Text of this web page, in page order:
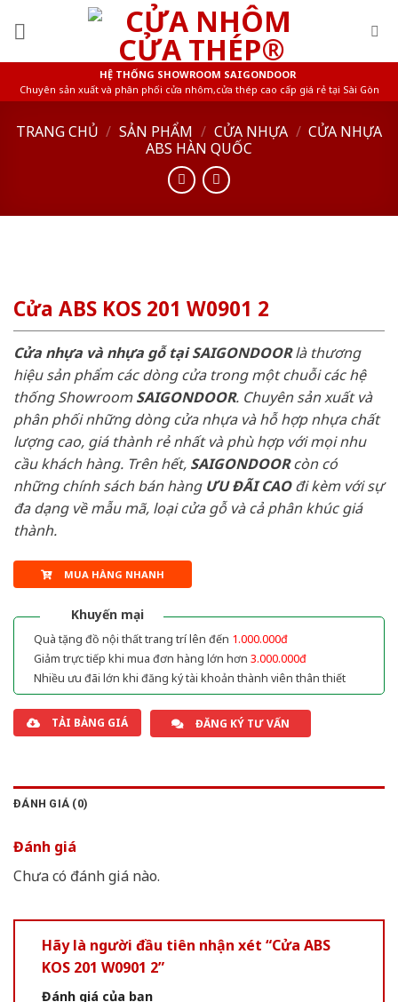
HỆ THỐNG SHOWROOM SAIGONDOOR
Chuyên sản xuất và phân phối cửa nhôm,cửa thép cao cấp giá rẻ tại Sài Gòn
TRANG CHỦ / SẢN PHẨM / CỬA NHỰA / CỬA NHỰA
ABS HÀN QUỐC
Cửa ABS KOS 201 W0901 2
Cửa nhựa và nhựa gỗ tại SAIGONDOORlà thương
hiệu sản phẩm các dòng cửa trong một chuỗi các hệ
thống ShowroomSAIGONDOOR. Chuyên sản xuất và
phân phối những dòng cửa nhựa và hỗ hợp nhựa chất
lượng cao, giá thành rẻ nhất và phù hợp với mọi nhu
cầu khách hàng. Trên hết, SAIGONDOORcòn có
những chính sách bán hàng ƯU ĐÃI CAOđi kèm với sự
đa dạng về mẫu mã, loại cửa gỗ và cả phân khúc giá
thành.
MUA HÀNG NHANH
Khuyến mại
Quà tặng đồ nội thất trang trí lên đến 1.000.000đ
Giảm trực tiếp khi mua đơn hàng lớn hơn 3.000.000đ
Nhiều ưu đãi lớn khi đăng ký tài khoản thành viên thân thiết
TẢI BẢNG GIÁ ĐĂNG KÝ TƯ VẤN
ĐÁNH GIÁ (0)
Đánh giá
Chưa có đánh giá nào.
Hãy là người đầu tiên nhận xét “Cửa ABS
KOS 201 W0901 2”
Đánh giá của bạn